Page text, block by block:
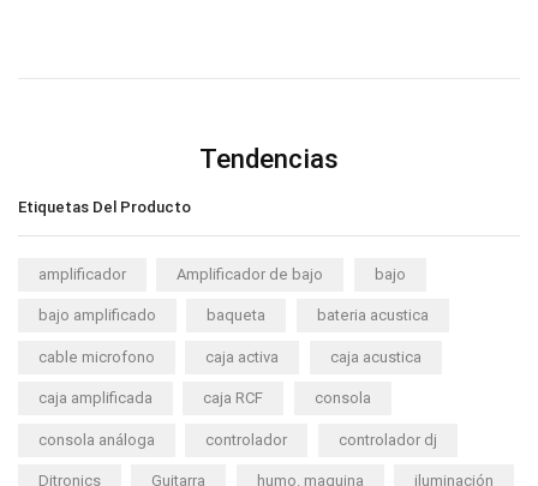
Tendencias
Etiquetas Del Producto
amplificador Amplificador de bajo bajo
bajo amplificado baqueta bateria acustica
cable microfono caja activa caja acustica
caja amplificada caja RCF consola
consola análoga controlador controlador dj
Ditronics Guitarra humo. maquina iluminación